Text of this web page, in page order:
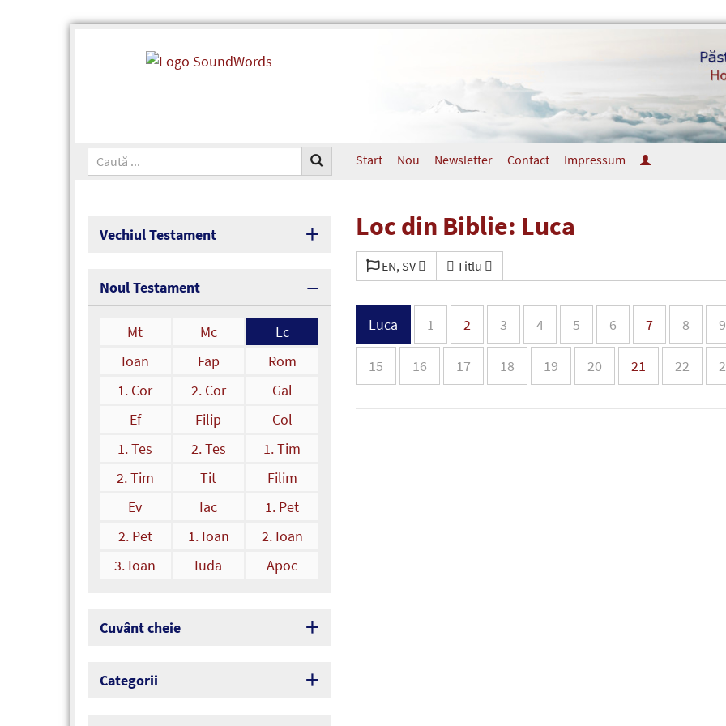
Start Nou Newsletter Contact Impressum
Vechiul Testament
Noul Testament
Mt Mc
Lc
Ioan
Fap
Rom
1. Cor
2. Cor
Gal
Ef
Filip
Col
1. Tes
2. Tes
1. Tim
2. Tim
Tit
Filim
Ev
Iac
1. Pet
2. Pet
1. Ioan
2. Ioan
3. Ioan
Iuda Apoc
Cuvânt cheie
Categorii
Loc din Biblie: Luca
EN, SV Titlu
Luca 1 2 3 4 5 6 7 8 9
15 16 17 18 19 20 21 22